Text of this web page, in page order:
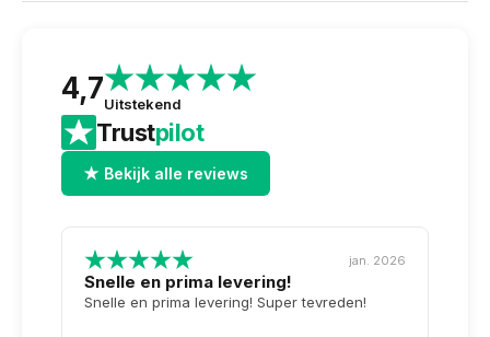
4,7Uitstekend
Trustpilot
★ Bekijk alle reviews
jan. 2026
Snelle en prima levering!
Snelle en prima levering! Super tevreden!